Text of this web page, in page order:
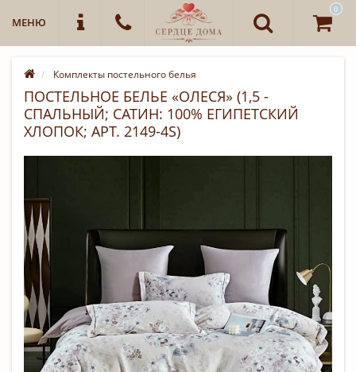
МЕНЮ
0
Комплекты постельного белья
ПОСТЕЛЬНОЕ БЕЛЬЕ «ОЛЕСЯ» (1,5 -
СПАЛЬНЫЙ; САТИН: 100% ЕГИПЕТСКИЙ
ХЛОПОК; АРТ. 2149-4S)